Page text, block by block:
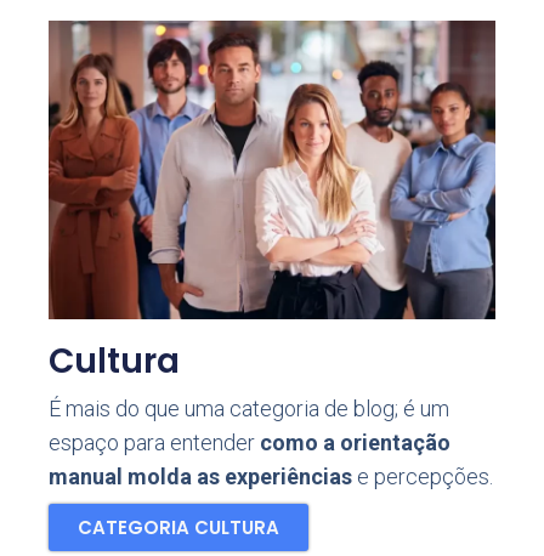
Cultura
É mais do que uma categoria de blog; é um
espaço para entender como a orientação
manual molda as experiências e percepções.
CATEGORIA CULTURA